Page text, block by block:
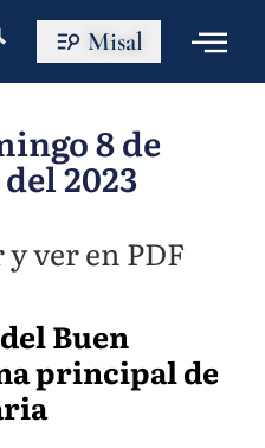
Misal
8 de
2023
ver en PDF
Buen
principal de